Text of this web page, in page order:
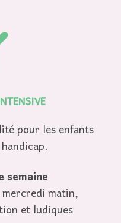
pour les enfants
semaine
matin,
et ludiques